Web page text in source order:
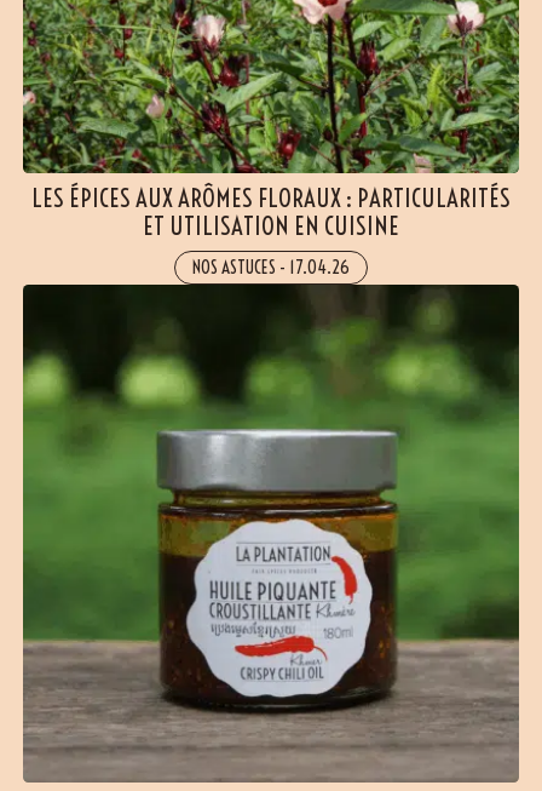
LES ÉPICES AUX ARÔMES FLORAUX : PARTICULARITÉS
ET UTILISATION EN CUISINE
NOS ASTUCES - 17.04.26